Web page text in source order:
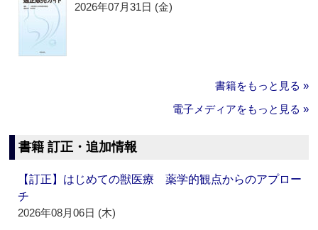
2026年07月31日 (金)
書籍をもっと見る »
電子メディアをもっと見る »
書籍 訂正・追加情報
【訂正】はじめての獣医療 薬学的観点からのアプロー
チ
2026年08月06日 (木)